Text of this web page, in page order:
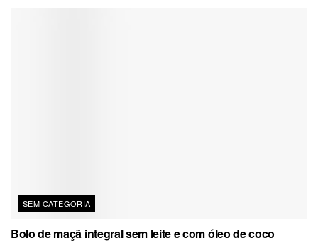
SEM CATEGORIA
Bolo de maçã integral sem leite e com óleo de coco